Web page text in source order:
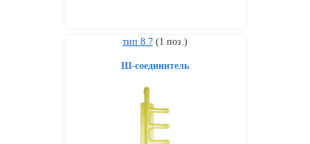
тип 8.7 (1 поз.)
Ш-соединитель